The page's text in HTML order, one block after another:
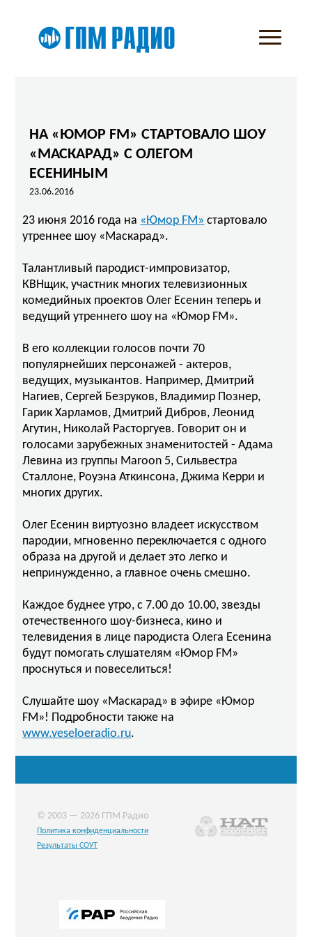
НА «ЮМОР FM» СТАРТОВАЛО ШОУ
«МАСКАРАД» С ОЛЕГОМ
ЕСЕНИНЫМ
23.06.2016
23 июня 2016 года на «Юмор FM» стартовало
утреннее шоу «Маскарад».
Талантливый пародист-импровизатор,
КВНщик, участник многих телевизионных
комедийных проектов Олег Есенин теперь и
ведущий утреннего шоу на «Юмор FM».
В его коллекции голосов почти 70
популярнейших персонажей - актеров,
ведущих, музыкантов. Например, Дмитрий
Нагиев, Сергей Безруков, Владимир Познер,
Гарик Харламов, Дмитрий Дибров, Леонид
Агутин, Николай Расторгуев. Говорит он и
голосами зарубежных знаменитостей - Адама
Левина из группы Maroon 5, Сильвестра
Сталлоне, Роуэна Аткинсона, Джима Керри и
многих других.
Олег Есенин виртуозно владеет искусством
пародии, мгновенно переключается с одного
образа на другой и делает это легко и
непринужденно, а главное очень смешно.
Каждое буднее утро, с 7.00 до 10.00, звезды
отечественного шоу-бизнеса, кино и
телевидения в лице пародиста Олега Есенина
будут помогать слушателям «Юмор FM»
проснуться и повеселиться!
Слушайте шоу «Маскарад» в эфире «Юмор
FM»! Подробности также на
www.veseloeradio.ru.
© 2003 — 2026 ГПМ Радио
Политика конфиденциальности
Результаты СОУТ